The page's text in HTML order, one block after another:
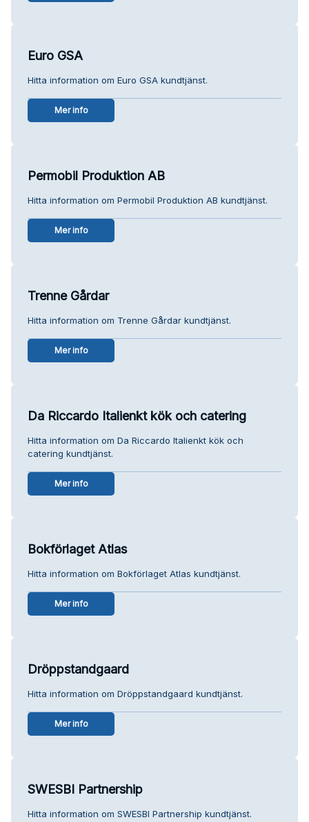
Euro GSA
Hitta information om Euro GSA kundtjänst.
Mer info
Permobil Produktion AB
Hitta information om Permobil Produktion AB kundtjänst.
Mer info
Trenne Gårdar
Hitta information om Trenne Gårdar kundtjänst.
Mer info
Da Riccardo Italienkt kök och catering
Hitta information om Da Riccardo Italienkt kök och
catering kundtjänst.
Mer info
Bokförlaget Atlas
Hitta information om Bokförlaget Atlas kundtjänst.
Mer info
Dröppstandgaard
Hitta information om Dröppstandgaard kundtjänst.
Mer info
SWESBI Partnership
Hitta information om SWESBI Partnership kundtjänst.